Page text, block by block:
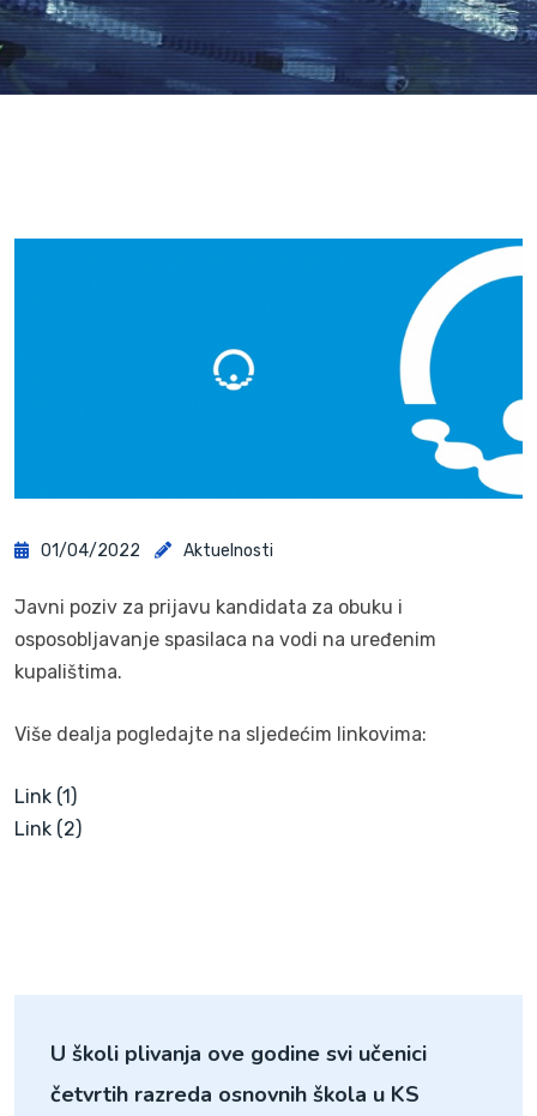
01/04/2022 Aktuelnosti
Javni poziv za prijavu kandidata za obuku i
osposobljavanje spasilaca na vodi na uređenim
kupalištima.
Više dealja pogledajte na sljedećim linkovima:
Link (1)
Link (2)
U školi plivanja ove godine svi učenici
četvrtih razreda osnovnih škola u KS